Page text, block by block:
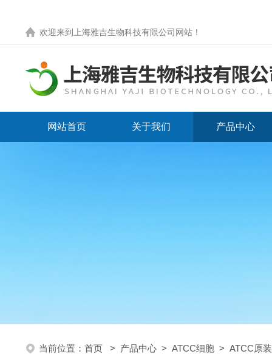
欢迎来到 上海雅吉生物科技有限公司网站 ！
网站首页 关于我们 产品中心
当前位置： 首页 > 产品中心 > ATCC细胞 > ATCC原